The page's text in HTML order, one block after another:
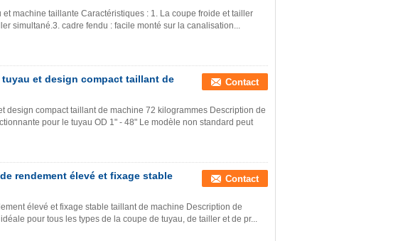
machine taillante Caractéristiques : 1. La coupe froide et tailler
simultané.3. cadre fendu : facile monté sur la canalisation...
et design compact taillant de
Contact
design compact taillant de machine 72 kilogrammes Description de
pour le tuyau OD 1" - 48" Le modèle non standard peut
rendement élevé et fixage stable
Contact
élevé et fixage stable taillant de machine Description de
pour tous les types de la coupe de tuyau, de tailler et de pr...